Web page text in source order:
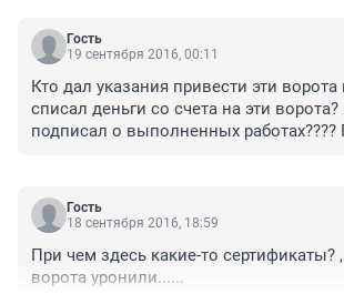
Гость
19 сентября 2016, 00:11
Кто дал указания привести эти ворота
списал деньги со счета на эти ворота?
подписал о выполненных
Гость
18 сентября 2016, 18:59
При чем здесь какие-то сертификаты?
ворота уронили......